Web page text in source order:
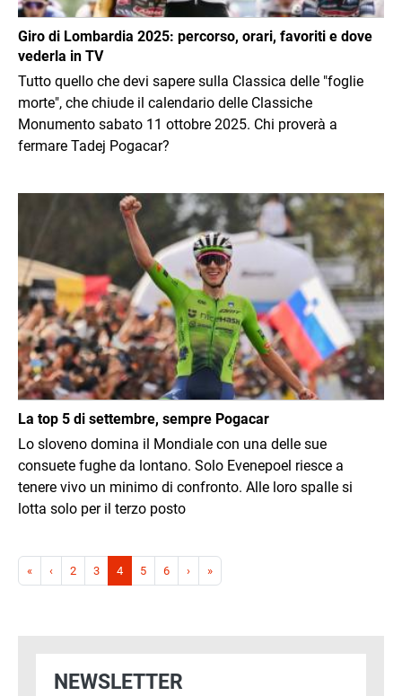
Giro di Lombardia 2025: percorso, orari, favoriti e dove
vederla in TV
Tutto quello che devi sapere sulla Classica delle "foglie
morte", che chiude il calendario delle Classiche
Monumento sabato 11 ottobre 2025. Chi proverà a
fermare Tadej Pogacar?
La top 5 di settembre, sempre Pogacar
Lo sloveno domina il Mondiale con una delle sue
consuete fughe da lontano. Solo Evenepoel riesce a
tenere vivo un minimo di confronto. Alle loro spalle si
lotta solo per il terzo posto
Paginazione
«Prima pagina
‹Pagina precedente
2 3 4 5 6 ›Pagina successiva
»Ultima pagina
NEWSLETTER